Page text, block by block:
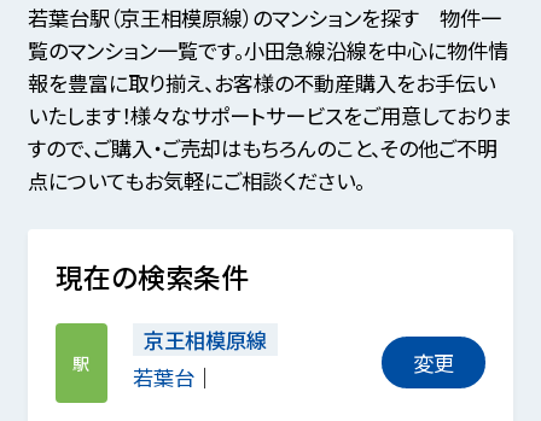
若葉台駅（京王相模原線）のマンションを探す 物件一
覧のマンション一覧です。小田急線沿線を中心に物件情
報を豊富に取り揃え、お客様の不動産購入をお手伝い
いたします！様々なサポートサービスをご用意しておりま
すので、ご購入・ご売却はもちろんのこと、その他ご不明
点についてもお気軽にご相談ください。
現在の検索条件
駅
京王相模原線
若葉台
変更